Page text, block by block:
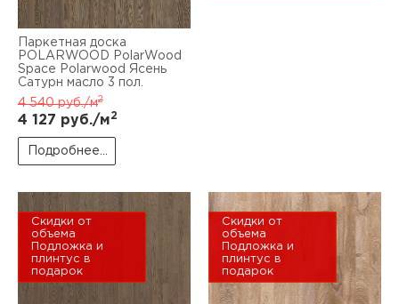
Паркетная доска
POLARWOOD PolarWood
Space Polarwood Ясень
Сатурн масло 3 пол.
4 540руб./м2
4 127 руб./м2
Подробнее...
Скидки от
объема
Подложка и
плинтус в
подарок
Скидки от
объема
Подложка и
плинтус в
подарок